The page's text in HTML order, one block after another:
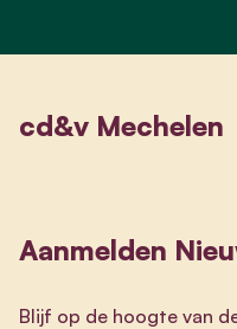
cd&v Mechelen
Aanmelden
Blijf op de hoogte van